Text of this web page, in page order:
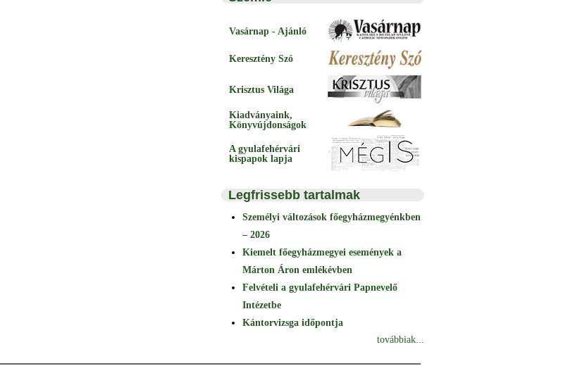
Vasárnap - Ajánló
Keresztény Szó
Krisztus Világa
Kiadványaink,
Könyvújdonságok
A gyulafehérvári
kispapok lapja
Legfrissebb tartalmak
Személyi változások főegyházmegyénkben
– 2026
Kiemelt főegyházmegyei események a
Márton Áron emlékévben
Felvételi a gyulafehérvári Papnevelő
Intézetbe
Kántorvizsga időpontja
továbbiak...